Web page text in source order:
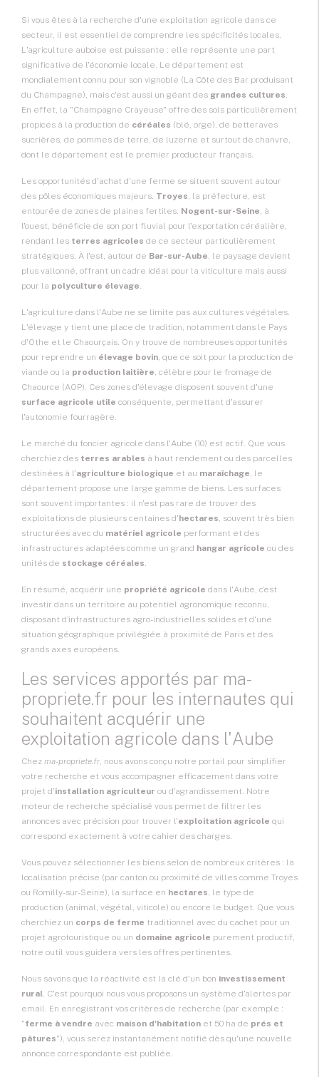
Si vous êtes à la recherche d'une exploitation agricole dans ce
secteur, il est essentiel de comprendre les spécificités locales.
L'agriculture auboise est puissante : elle représente une part
significative de l'économie locale. Le département est
mondialement connu pour son vignoble (La Côte des Bar produisant
du Champagne), mais c'est aussi un géant des grandes cultures.
En effet, la "Champagne Crayeuse" offre des sols particulièrement
propices à la production de céréales (blé, orge), de betteraves
sucrières, de pommes de terre, de luzerne et surtout de chanvre,
dont le département est le premier producteur français.
Les opportunités d'achat d'une ferme se situent souvent autour
des pôles économiques majeurs. Troyes, la préfecture, est
entourée de zones de plaines fertiles. Nogent-sur-Seine, à
l'ouest, bénéficie de son port fluvial pour l'exportation céréalière,
rendant les terres agricoles de ce secteur particulièrement
stratégiques. À l'est, autour de Bar-sur-Aube, le paysage devient
plus vallonné, offrant un cadre idéal pour la viticulture mais aussi
pour la polyculture élevage.
L'agriculture dans l'Aube ne se limite pas aux cultures végétales.
L'élevage y tient une place de tradition, notamment dans le Pays
d'Othe et le Chaourçais. On y trouve de nombreuses opportunités
pour reprendre un élevage bovin, que ce soit pour la production de
viande ou la production laitière, célèbre pour le fromage de
Chaource (AOP). Ces zones d'élevage disposent souvent d'une
surface agricole utile conséquente, permettant d'assurer
l'autonomie fourragère.
Le marché du foncier agricole dans l'Aube (10) est actif. Que vous
cherchiez des terres arables à haut rendement ou des parcelles
destinées à l'agriculture biologique et au maraîchage, le
département propose une large gamme de biens. Les surfaces
sont souvent importantes : il n'est pas rare de trouver des
exploitations de plusieurs centaines d'hectares, souvent très bien
structurées avec du matériel agricole performant et des
infrastructures adaptées comme un grand hangar agricole ou des
unités de stockage céréales.
En résumé, acquérir une propriété agricole dans l'Aube, c’est
investir dans un territoire au potentiel agronomique reconnu,
disposant d'infrastructures agro-industrielles solides et d'une
situation géographique privilégiée à proximité de Paris et des
grands axes européens.
Les services apportés par ma-
propriete.fr pour les internautes qui
souhaitent acquérir une
exploitation agricole dans l'Aube
Chez ma-propriete.fr, nous avons conçu notre portail pour simplifier
votre recherche et vous accompagner efficacement dans votre
projet d'installation agriculteur ou d'agrandissement. Notre
moteur de recherche spécialisé vous permet de filtrer les
annonces avec précision pour trouver l'exploitation agricole qui
correspond exactement à votre cahier des charges.
Vous pouvez sélectionner les biens selon de nombreux critères : la
localisation précise (par canton ou proximité de villes comme Troyes
ou Romilly-sur-Seine), la surface en hectares, le type de
production (animal, végétal, viticole) ou encore le budget. Que vous
cherchiez un corps de ferme traditionnel avec du cachet pour un
projet agrotouristique ou un domaine agricole purement productif,
notre outil vous guidera vers les offres pertinentes.
Nous savons que la réactivité est la clé d'un bon investissement
rural. C'est pourquoi nous vous proposons un système d'alertes par
email. En enregistrant vos critères de recherche (par exemple :
"ferme à vendre avec maison d'habitation et 50 ha de prés et
pâtures"), vous serez instantanément notifié dès qu'une nouvelle
annonce correspondante est publiée.